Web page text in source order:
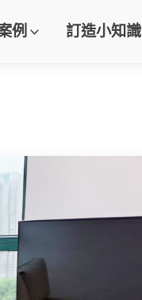
例 訂造小知識